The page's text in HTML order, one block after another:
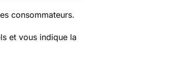
consommateurs.
et vous indique la